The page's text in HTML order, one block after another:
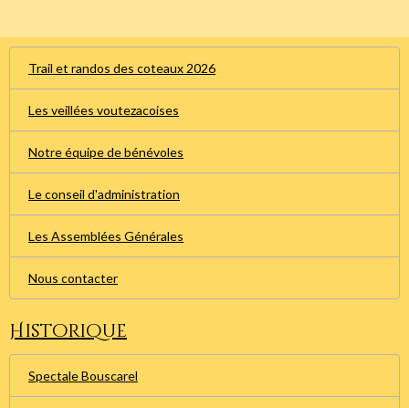
Trail et randos des coteaux 2026
Les veillées voutezacoises
Notre équipe de bénévoles
Le conseil d'administration
Les Assemblées Générales
Nous contacter
Historique
Spectale Bouscarel